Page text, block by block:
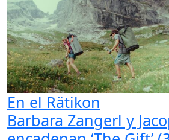
En el Rätikon
Barbara Zangerl y